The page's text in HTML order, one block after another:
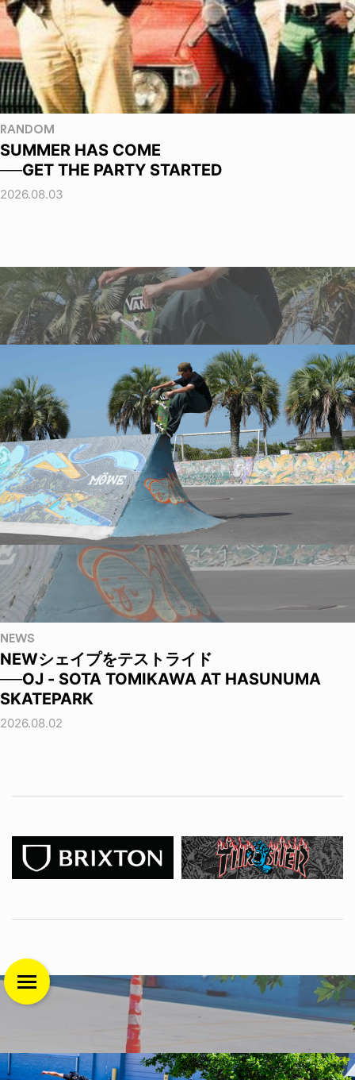
RANDOM
SUMMER HAS COME
──GET THE PARTY STARTED
2026.08.03
NEWS
NEWシェイプをテストライド
──OJ - SOTA TOMIKAWA AT HASUNUMA
SKATEPARK
2026.08.02